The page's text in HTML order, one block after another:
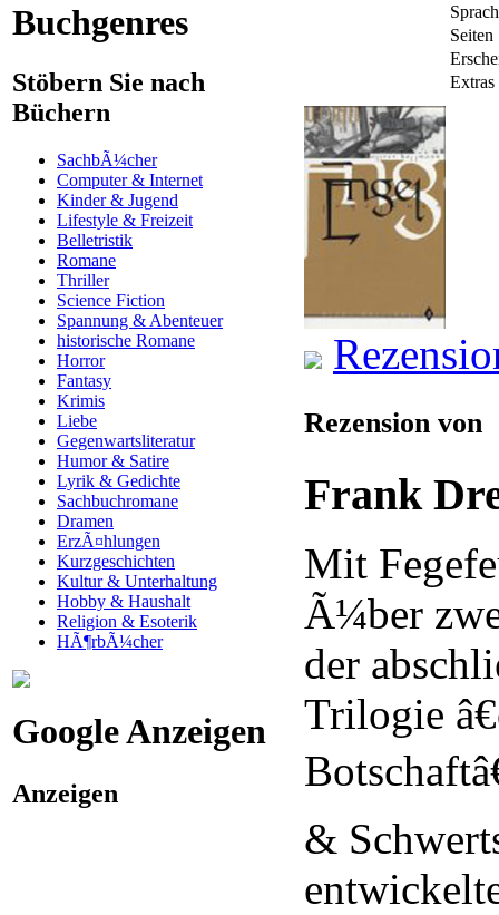
Buchgenres
Stöbern Sie nach
Büchern
SachbÃ¼cher
Computer & Internet
Kinder & Jugend
Lifestyle & Freizeit
Belletristik
Romane
Thriller
Science Fiction
Spannung & Abenteuer
historische Romane
Horror
Fantasy
Krimis
Liebe
Gegenwartsliteratur
Humor & Satire
Lyrik & Gedichte
Sachbuchromane
Dramen
ErzÃ¤hlungen
Kurzgeschichten
Kultur & Unterhaltung
Hobby & Haushalt
Religion & Esoterik
HÃ¶rbÃ¼cher
Google Anzeigen
Anzeigen
Seiten
Extras
Rezension von
Frank
Mit
Ã¼ber
der
Trilogie
&